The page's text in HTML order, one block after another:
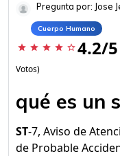
Pregunta por: Jose
Cuerpo Humano
star star star star star_border 4.2/5
Votos)
qué es un
ST-7, Aviso de
de Probable